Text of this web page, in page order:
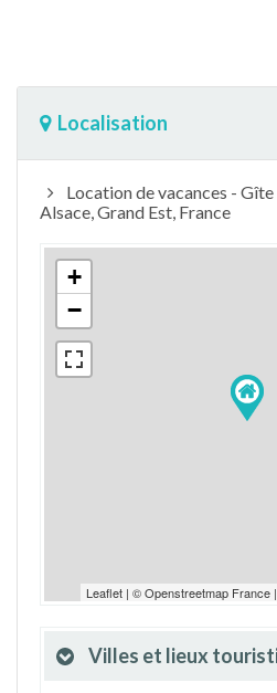
Localisation
Location de vacances -
Alsace, Grand Est, France
+
−
Leaflet | © Openstreetmap France
Villes et lieux